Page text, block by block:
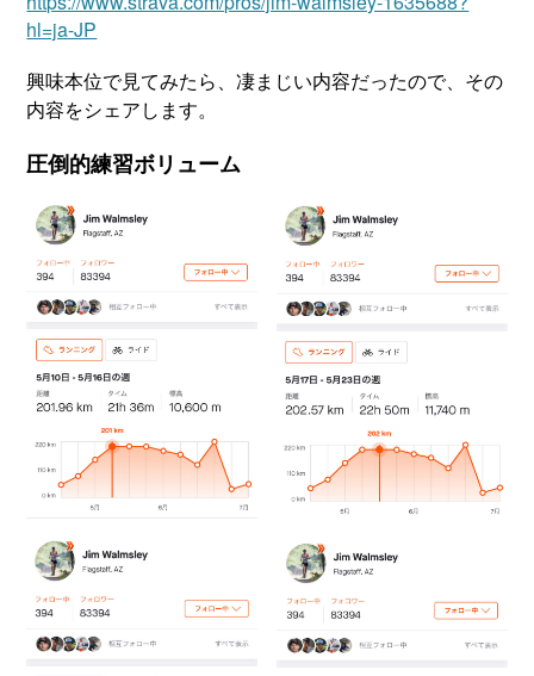
hl=ja-JP
興味本位で見てみたら、凄まじい内容だったので、その
内容をシェアします。
圧倒的練習ボリューム